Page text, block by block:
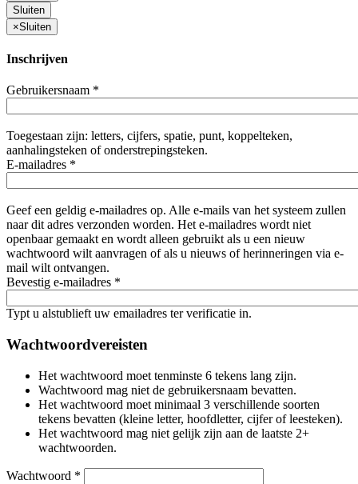
Sluiten
×Sluiten
Inschrijven
Gebruikersnaam *
Toegestaan zijn: letters, cijfers, spatie, punt, koppelteken,
aanhalingsteken of onderstrepingsteken.
E-mailadres *
Geef een geldig e-mailadres op. Alle e-mails van het systeem zullen
naar dit adres verzonden worden. Het e-mailadres wordt niet
openbaar gemaakt en wordt alleen gebruikt als u een nieuw
wachtwoord wilt aanvragen of als u nieuws of herinneringen via e-
mail wilt ontvangen.
Bevestig e-mailadres *
Typt u alstublieft uw emailadres ter verificatie in.
Wachtwoordvereisten
Het wachtwoord moet tenminste 6 tekens lang zijn.
Wachtwoord mag niet de gebruikersnaam bevatten.
Het wachtwoord moet minimaal 3 verschillende soorten
tekens bevatten (kleine letter, hoofdletter, cijfer of leesteken).
Het wachtwoord mag niet gelijk zijn aan de laatste 2+
wachtwoorden.
Wachtwoord *